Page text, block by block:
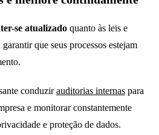
se atualizado quanto às leis e
que seus processos estejam
conduzirauditorias internas para
e monitorar constantemente
e proteção de dados.